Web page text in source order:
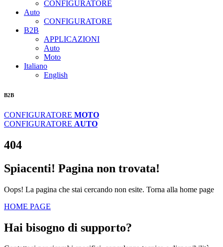
CONFIGURATORE
Auto
CONFIGURATORE
B2B
APPLICAZIONI
Auto
Moto
Italiano
English
B2B
CONFIGURATORE MOTO
CONFIGURATORE AUTO
404
Spiacenti! Pagina non trovata!
Oops! La pagina che stai cercando non esite. Torna alla home page
HOME PAGE
Hai bisogno di supporto?